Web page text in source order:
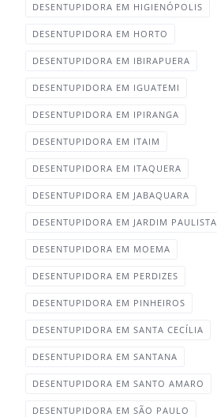
DESENTUPIDORA EM HIGIENÓPOLIS
DESENTUPIDORA EM HORTO
DESENTUPIDORA EM IBIRAPUERA
DESENTUPIDORA EM IGUATEMI‎
DESENTUPIDORA EM IPIRANGA
DESENTUPIDORA EM ITAIM
DESENTUPIDORA EM ITAQUERA‎
DESENTUPIDORA EM JABAQUARA‎
DESENTUPIDORA EM JARDIM PAULISTA‎
DESENTUPIDORA EM MOEMA‎
DESENTUPIDORA EM PERDIZES‎
DESENTUPIDORA EM PINHEIROS‎
DESENTUPIDORA EM SANTA CECÍLIA
DESENTUPIDORA EM SANTANA
DESENTUPIDORA EM SANTO AMARO‎
DESENTUPIDORA EM SÃO PAULO